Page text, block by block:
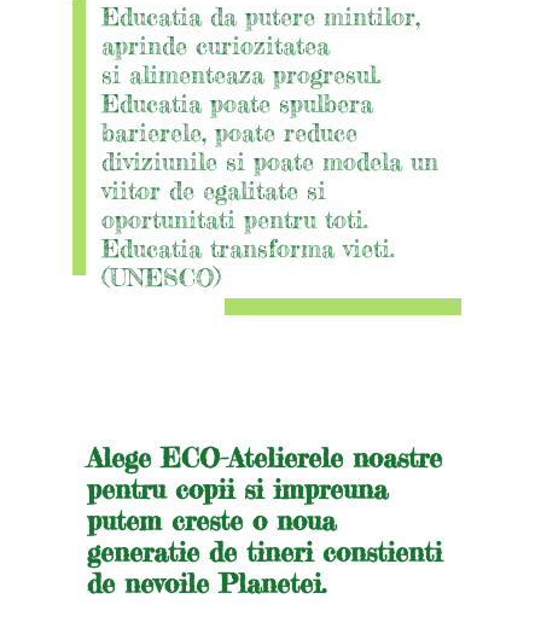
Educatia da putere mintilor,
aprinde curiozitatea
si alimenteaza progresul.
Educatia poate spulbera
barierele, poate reduce
diviziunile si poate modela un
viitor de egalitate si
oportunitati pentru toti.
Educatia transforma vieti.
(UNESCO)
Alege ECO-Atelierele noastre
pentru copii si impreuna
putem creste o noua
generatie de tineri constienti
de nevoile Planetei.